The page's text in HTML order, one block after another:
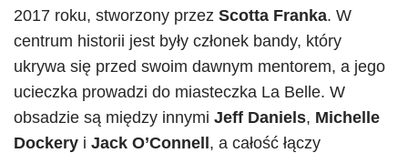
2017 roku, stworzony przez Scotta Franka. W
centrum historii jest były członek bandy, który
ukrywa się przed swoim dawnym mentorem, a jego
ucieczka prowadzi do miasteczka La Belle. W
obsadzie są między innymi Jeff Daniels, Michelle
Dockery i Jack O’Connell , a całość łączy